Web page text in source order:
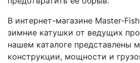
В интернет-магазине Master-
зимние катушки от ведущих
нашем каталоге представлены
конструкции, мощности и